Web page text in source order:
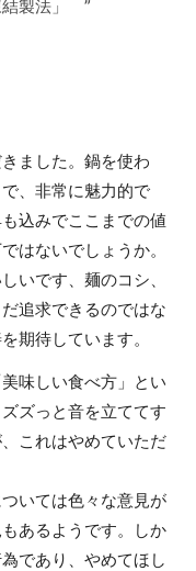
結製法」 ”
ました。鍋を使わ
、非常に魅力的で
込みでここまでの値
はないでしょうか。
いです、麺のコシ、
追求できるのではな
期待しています。
味しい食べ方」とい
ズっと音を立ててす
これはやめていただ
いては色々な意見が
あるようです。しか
であり、やめてほし